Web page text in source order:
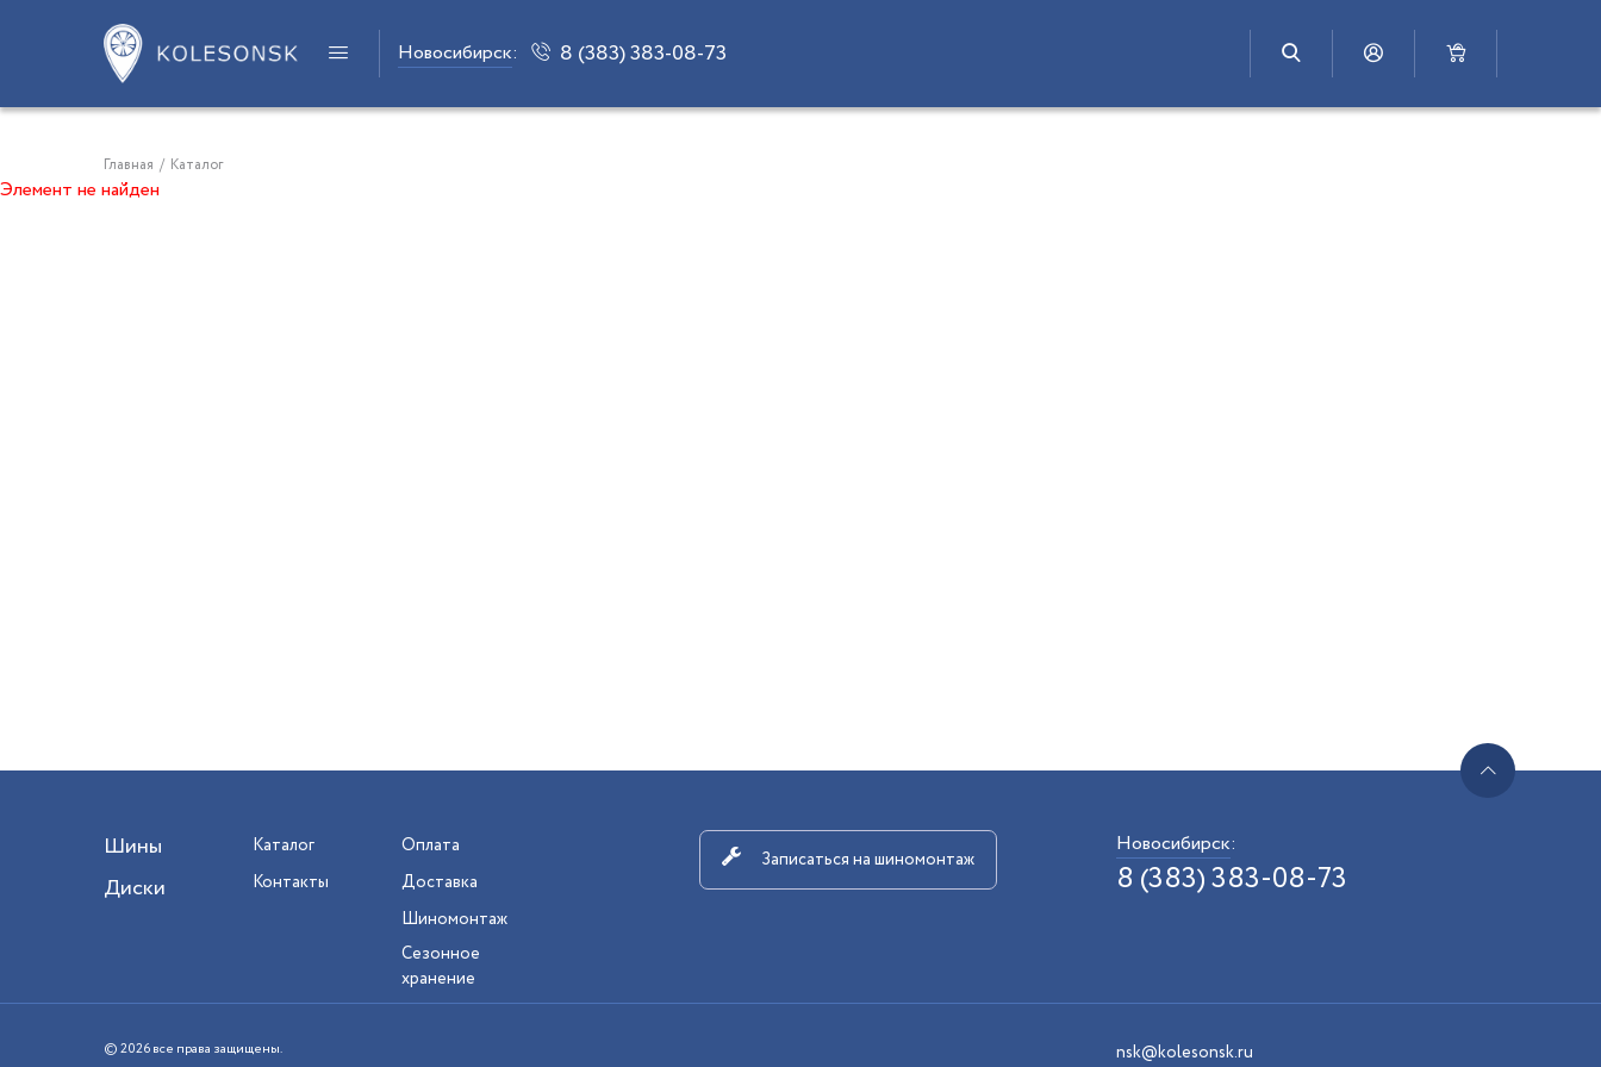
Новосибирск: 8 (383) 383-08-73
Главная / Каталог
Элемент не найден
Шины
Диски
Каталог
Контакты
Оплата
Доставка
Шиномонтаж
Сезонное
хранение
Записаться на шиномонтаж
Новосибирск:
8 (383) 383-08-73
nsk@kolesonsk.ru
© 2026 все права защищены.